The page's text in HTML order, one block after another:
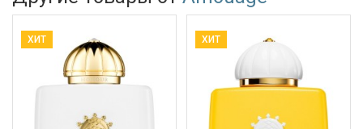
ХИТ ХИТ